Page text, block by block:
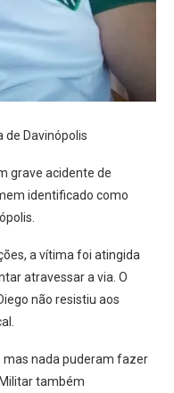
de Davinópolis
grave acidente de
identificado como
a vítima foi atingida
atravessar a via. O
não resistiu aos
mas nada puderam fazer
também